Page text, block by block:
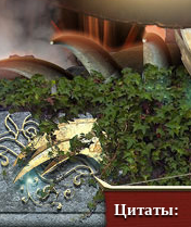
Цитаты: